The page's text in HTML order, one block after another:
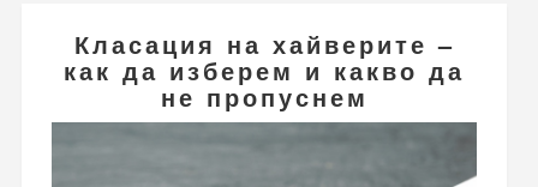
Класация на хайверите –
как да изберем и какво да
не пропуснем